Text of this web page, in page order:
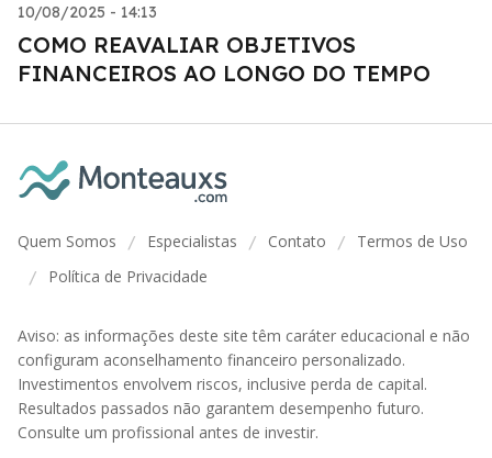
10/08/2025 - 14:13
COMO REAVALIAR OBJETIVOS
FINANCEIROS AO LONGO DO TEMPO
Quem Somos / Especialistas / Contato / Termos de Uso
/ Política de Privacidade
Aviso: as informações deste site têm caráter educacional e não
configuram aconselhamento financeiro personalizado.
Investimentos envolvem riscos, inclusive perda de capital.
Resultados passados não garantem desempenho futuro.
Consulte um profissional antes de investir.